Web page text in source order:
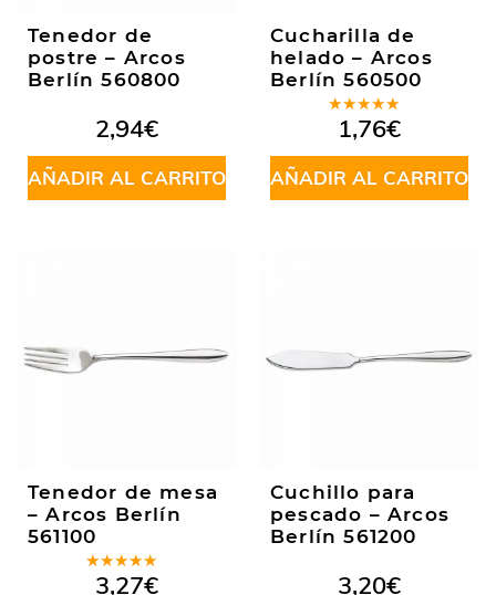
Tenedor de
postre – Arcos
Berlín 560800
2,94€
AÑADIR AL CARRITO
Cucharilla de
helado – Arcos
Berlín 560500
Valorado
en5.00de
5
1,76€
AÑADIR AL CARRITO
Tenedor de mesa
– Arcos Berlín
561100
Valorado
3,27€
Cuchillo para
pescado – Arcos
Berlín 561200
3,20€